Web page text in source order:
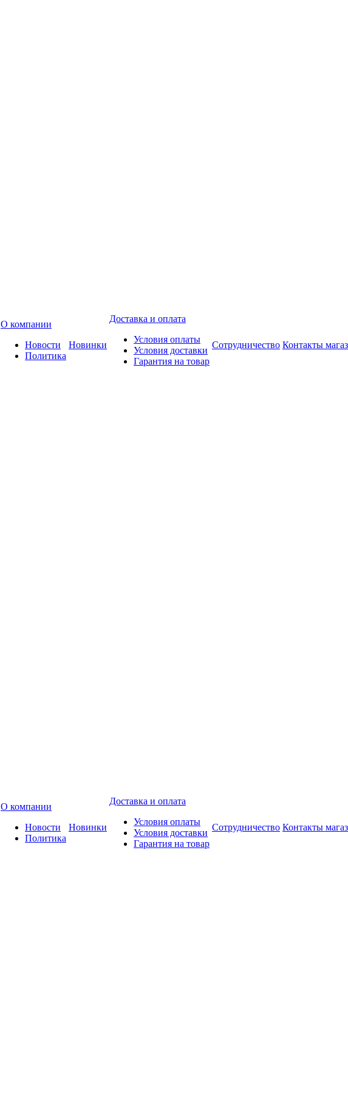
О компании
Новости
Политика
Новинки
Доставка и оплата
Условия оплаты
Условия доставки
Гарантия на товар
Сотрудничество Контакты
О компании
Новости
Политика
Новинки
Доставка и оплата
Условия оплаты
Условия доставки
Гарантия на товар
Сотрудничество Контакты